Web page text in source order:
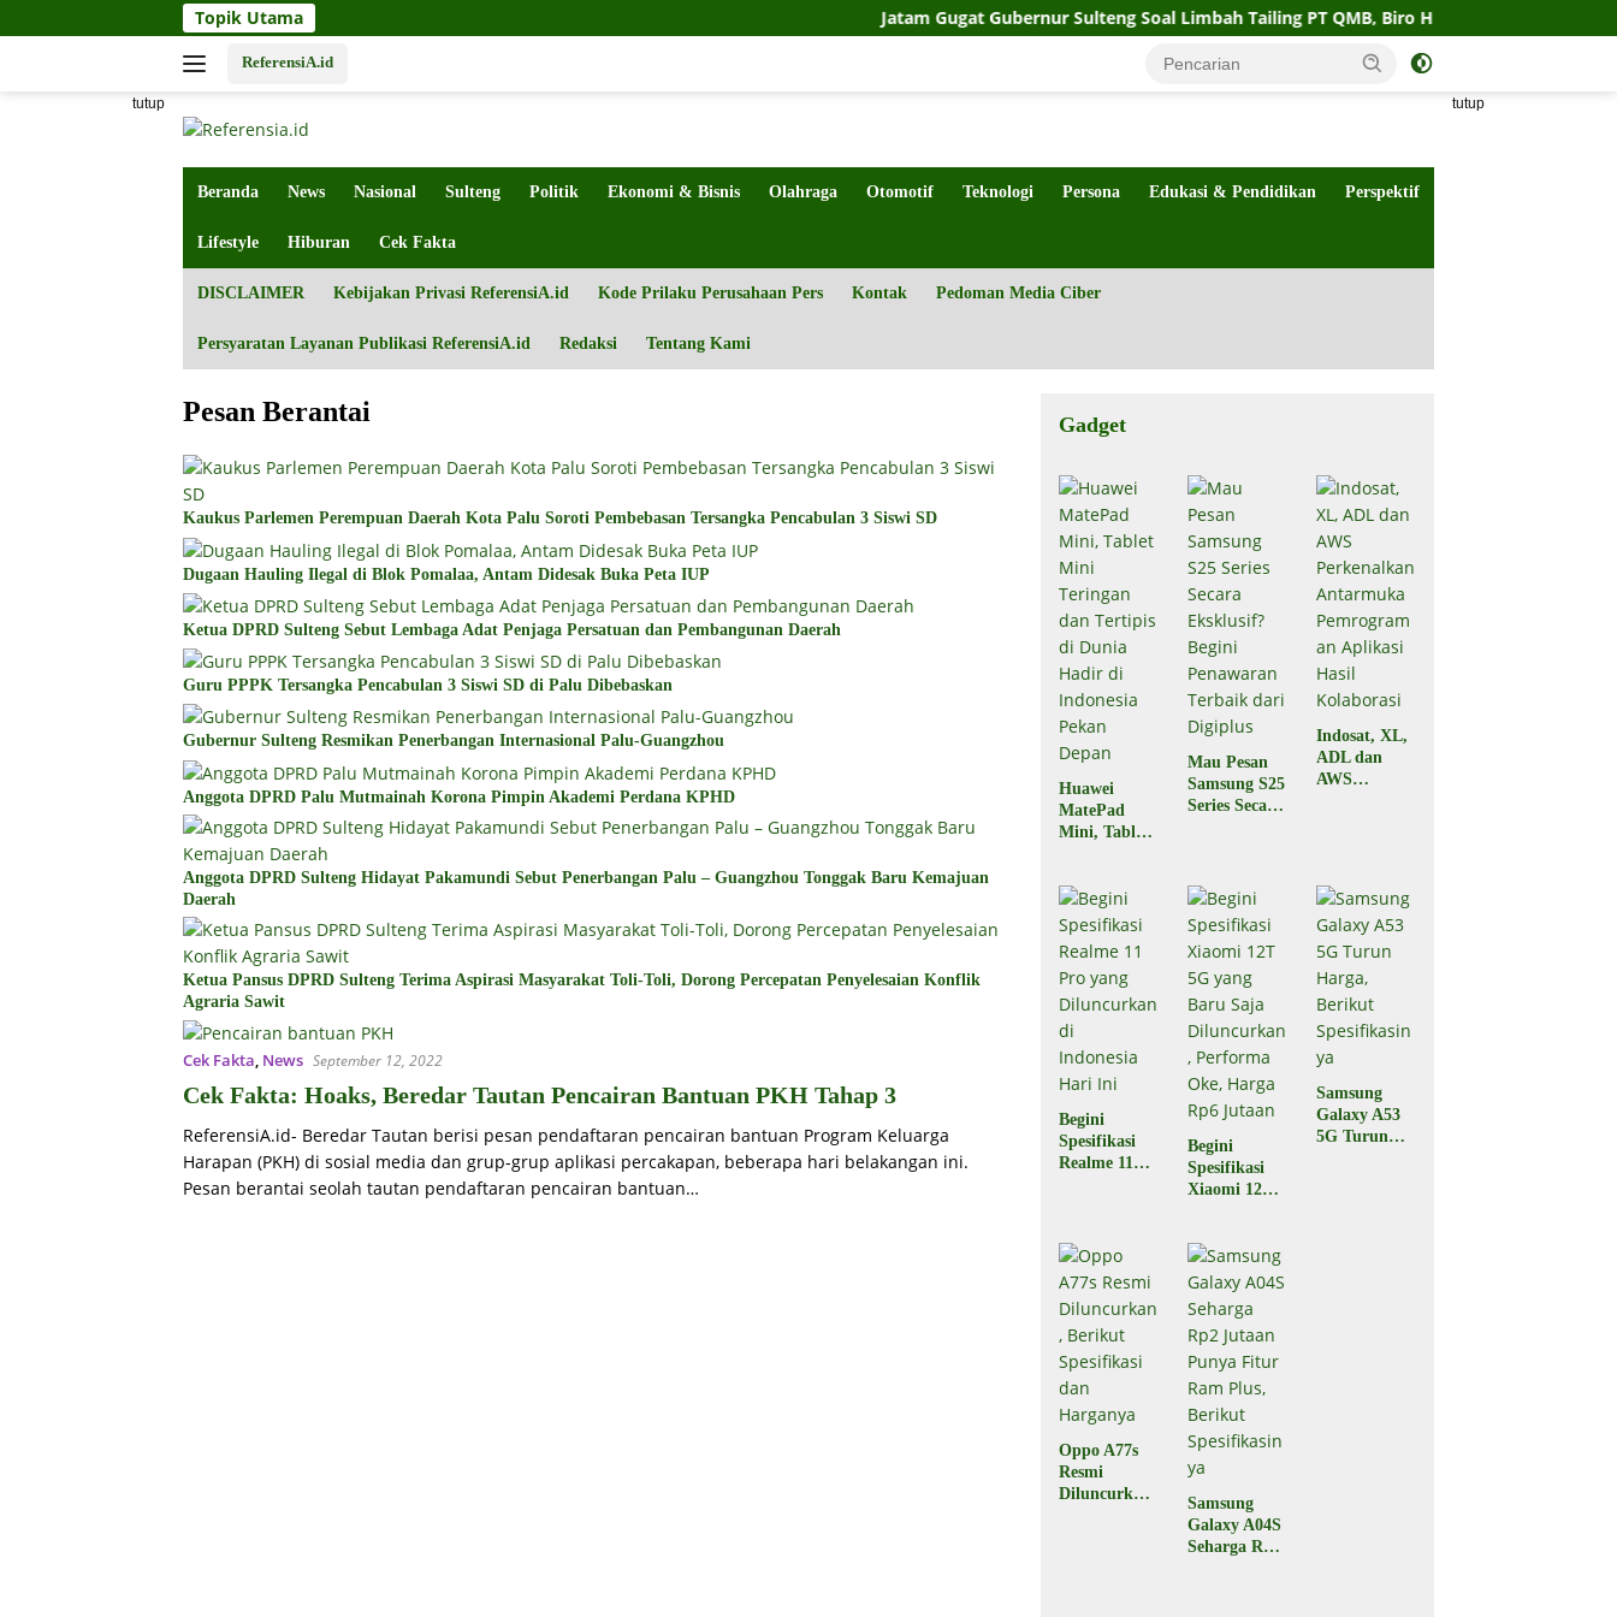
ke
Topik Utama Jatam Gugat Gubernur Sulteng Soal Limbah Tailing PT QMB, Biro Hukum Sebut Pemprov Siap
ReferensiA.id
tutup tutup
Beranda News Nasional Sulteng Politik Ekonomi & Bisnis Olahraga Otomotif Teknologi Persona Edukasi & Pendidikan Perspektif
Lifestyle Hiburan Cek Fakta
DISCLAIMER Kebijakan Privasi ReferensiA.id Kode Prilaku Perusahaan Pers Kontak Pedoman Media Ciber
Persyaratan Layanan Publikasi ReferensiA.id Redaksi Tentang Kami
Pesan Berantai
Kaukus Parlemen Perempuan Daerah Kota Palu Soroti Pembebasan Tersangka Pencabulan 3 Siswi SD
Dugaan Hauling Ilegal di Blok Pomalaa, Antam Didesak Buka Peta IUP
Ketua DPRD Sulteng Sebut Lembaga Adat Penjaga Persatuan dan Pembangunan Daerah
Guru PPPK Tersangka Pencabulan 3 Siswi SD di Palu Dibebaskan
Gubernur Sulteng Resmikan Penerbangan Internasional Palu-Guangzhou
Anggota DPRD Palu Mutmainah Korona Pimpin Akademi Perdana KPHD
Anggota DPRD Sulteng Hidayat Pakamundi Sebut Penerbangan Palu – Guangzhou Tonggak Baru Kemajuan
Daerah
Ketua Pansus DPRD Sulteng Terima Aspirasi Masyarakat Toli-Toli, Dorong Percepatan Penyelesaian Konflik
Agraria Sawit
Cek Fakta, News September 12, 2022
Cek Fakta: Hoaks, Beredar Tautan Pencairan Bantuan PKH Tahap 3
ReferensiA.id- Beredar Tautan berisi pesan pendaftaran pencairan bantuan Program Keluarga
Harapan (PKH) di sosial media dan grup-grup aplikasi percakapan, beberapa hari belakangan ini.
Pesan berantai seolah tautan pendaftaran pencairan bantuan…
Gadget
Huawei
MatePad
Mini, Tablet
Tertipis di
Dunia Hadir
di Indonesia
Pekan Depan
Mau Pesan
Samsung S25
Series Secara
Terbaik dari
Digiplus
Indosat, XL,
ADL dan
AWS
Hasil
Kolaborasi
Begini
Spesifikasi
Realme 11
Hari Ini
Begini
Spesifikasi
Xiaomi 12T
Diluncurkan,
Performa
Oke, Harga
Rp6 Jutaan
Samsung
Galaxy A53
5G Turun
Oppo A77s
Resmi
Diluncurkan,
Samsung
Galaxy A04S
Seharga Rp2